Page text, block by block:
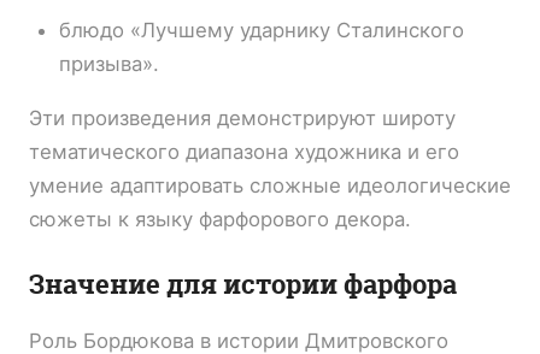
блюдо «Лучшему ударнику Сталинского
призыва».
Эти произведения демонстрируют широту
тематического диапазона художника и его
умение адаптировать сложные идеологические
сюжеты к языку фарфорового декора.
Значение для истории фарфора
Роль Бордюкова в истории Дмитровского